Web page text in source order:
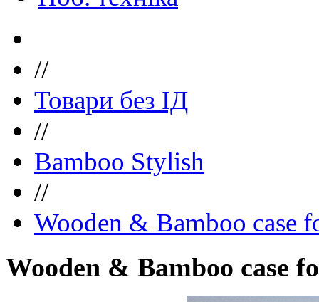
//
Товари без ІД
//
Bamboo Stylish
//
Wooden & Bamboo case
Wooden & Bamboo case